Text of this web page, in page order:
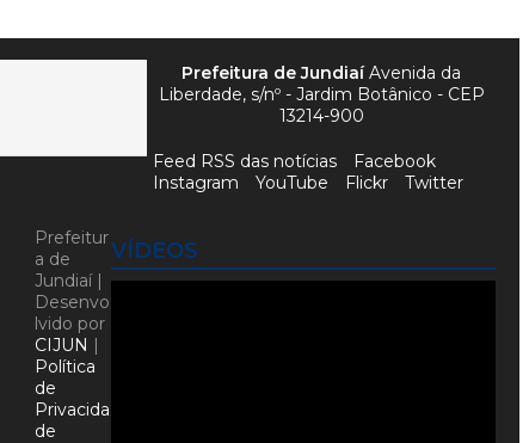
VÍDEOS
Prefeitura de JundiaíAvenida da
Liberdade, s/nº - Jardim Botânico - CEP
13214-900
Feed RSS das notícias
Facebook
Instagram
YouTube Flickr Twitter
Prefeitur
a de
Jundiaí |
Desenvo
lvido por
CIJUN |
Política
de
Privacida
de